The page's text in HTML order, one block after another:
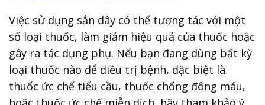
Việc sử dụng sắn dây có thể tương tác với một
số loại thuốc, làm giảm hiệu quả của thuốc hoặc
gây ra tác dụng phụ. Nếu bạn đang dùng bất kỳ
loại thuốc nào để điều trị bệnh, đặc biệt là
thuốc ức chế tiểu cầu, thuốc chống đông máu,